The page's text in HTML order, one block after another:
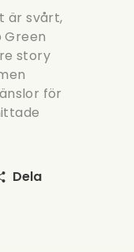
är svårt,
story
för
Dela